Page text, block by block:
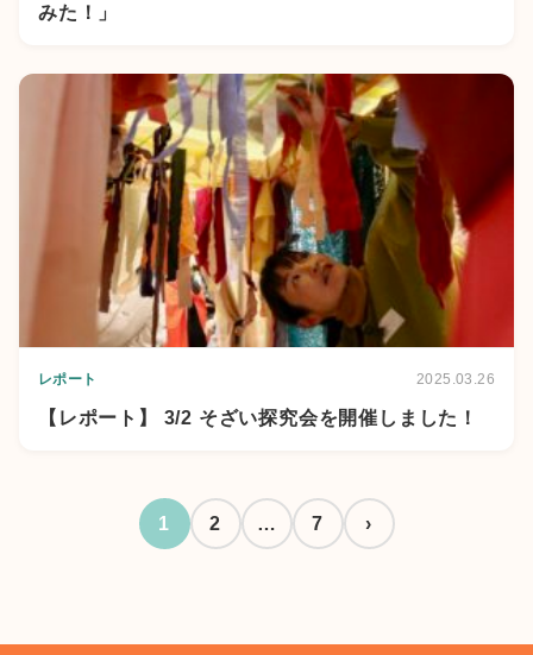
みた！」
レポート 2025.03.26
【レポート】 3/2 そざい探究会を開催しました！
1 2 … 7 ›